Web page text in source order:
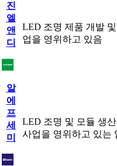
진
엘
앤
디
LED 조명 제품 개발
업을 영위하고 있음
알
에
프
세
미
LED 조명 및 모듈 생산
사업을 영위하고 있는